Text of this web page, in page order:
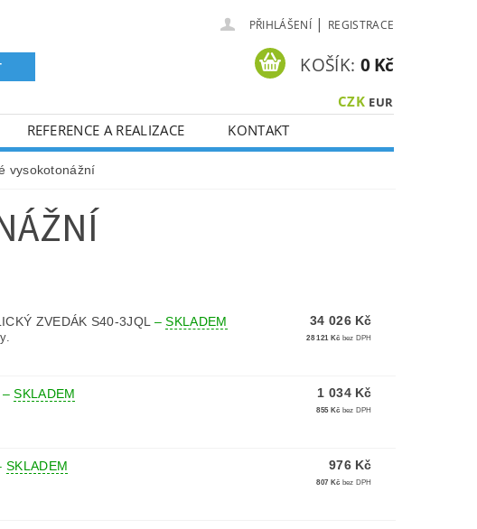
PŘIHLÁŠENÍ | REGISTRACE
CZK EUR
KOŠÍK: 0 Kč
REFERENCE A REALIZACE
KONTAKT
vysokotonážní
ZVEDÁK S40-3JQL –SKLADEM 34 026 Kč
28 121 Kč bez DPH
–SKLADEM 1 034 Kč
855 Kč bez DPH
SKLADEM 976 Kč
807 Kč bez DPH